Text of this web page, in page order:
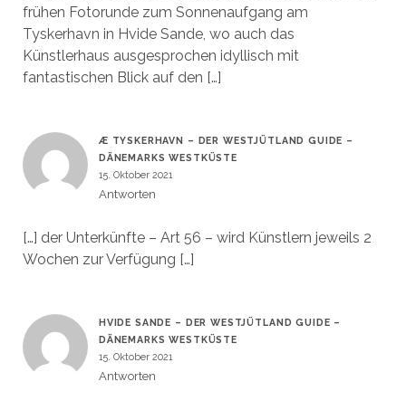
frühen Fotorunde zum Sonnenaufgang am
Tyskerhavn in Hvide Sande, wo auch das
Künstlerhaus ausgesprochen idyllisch mit
fantastischen Blick auf den […]
Æ TYSKERHAVN – DER WESTJÜTLAND GUIDE –
DÄNEMARKS WESTKÜSTE
15. Oktober 2021
Antworten
[…] der Unterkünfte – Art 56 – wird Künstlern jeweils 2
Wochen zur Verfügung […]
HVIDE SANDE – DER WESTJÜTLAND GUIDE –
DÄNEMARKS WESTKÜSTE
15. Oktober 2021
Antworten